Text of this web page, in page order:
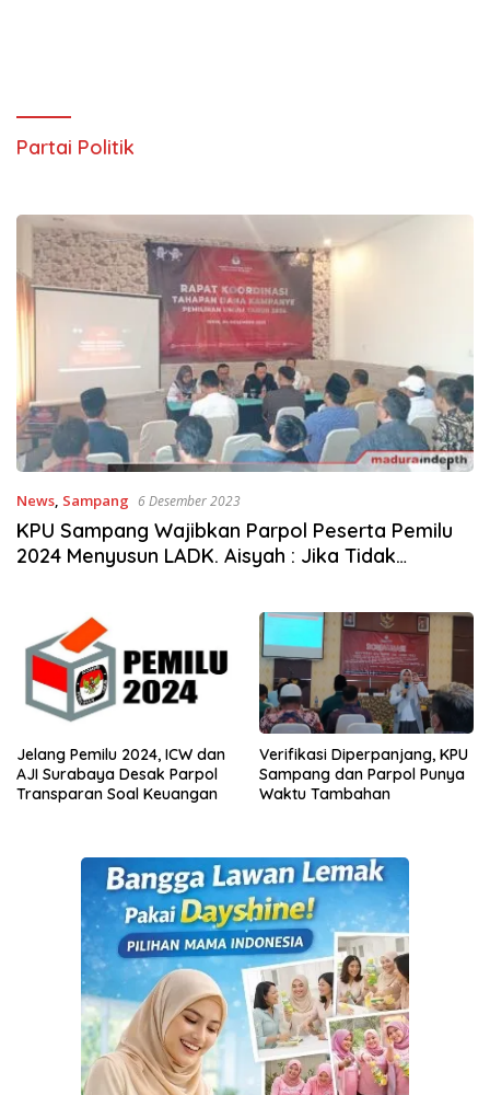
Partai Politik
News, Sampang 6 Desember 2023
KPU Sampang Wajibkan Parpol Peserta Pemilu
2024 Menyusun LADK. Aisyah : Jika Tidak
Jelang Pemilu 2024, ICW dan
AJI Surabaya Desak Parpol
Transparan Soal Keuangan
Verifikasi Diperpanjang, KPU
Sampang dan Parpol Punya
Waktu Tambahan